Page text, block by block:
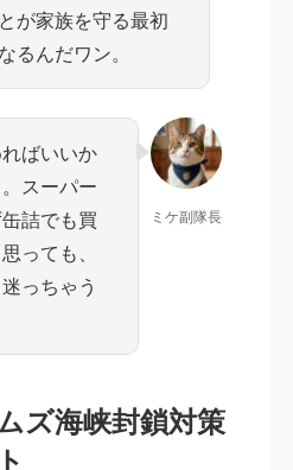
が家族を守る最初
るんだワン。
ミケ副隊長
ばいいか
スーパー
詰でも買
っても、
っちゃう
ズ海峡封鎖対策